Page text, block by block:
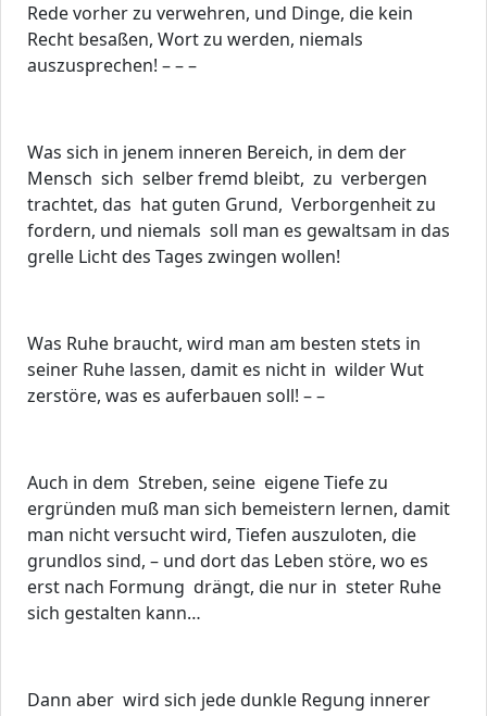
Rede vorher zu verwehren, und Dinge, die kein
Recht besaßen, Wort zu werden, niemals
auszusprechen! – – –
Was sich in jenem inneren Bereich, in dem der
Mensch sich selber fremd bleibt, zu verbergen
trachtet, das hat guten Grund, Verborgenheit zu
fordern, und niemals soll man es gewaltsam in das
grelle Licht des Tages zwingen wollen!
Was Ruhe braucht, wird man am besten stets in
seiner Ruhe lassen, damit es nicht in wilder Wut
zerstöre, was es auferbauen soll! – –
Auch in dem Streben, seine eigene Tiefe zu
ergründen muß man sich bemeistern lernen, damit
man nicht versucht wird, Tiefen auszuloten, die
grundlos sind, – und dort das Leben störe, wo es
erst nach Formung drängt, die nur in steter Ruhe
sich gestalten kann…
Dann aber wird sich jede dunkle Regung innerer